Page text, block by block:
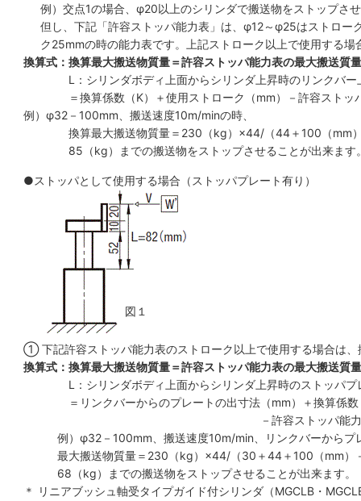
例）交点1の場合、φ20以上のシリンダで搬送物をストップさ
但し、下記「許容ストッパ能力表」は、φ12～φ25はストロ
ク25mmの時の能力表です。上記ストローク以上で使用する場
換算式：換算最大搬送物質量＝許容ストッパ能力表の最大搬送質
L：シリンダボディ上面からシリンダ上昇時のリンクバ
＝換算係数（K）＋使用ストローク（mm）－許容スト
例）φ32－100mm、搬送速度10m/minの時、
換算最大搬送物質量＝230（kg）×44/（44＋100（mm
85（kg）までの搬送物をストップさせることが出来ます
●ストッパとして使用する場合（ストッパプレート有り）
図１
① 下記許容ストッパ能力表のストローク以上で使用する場合は、
換算式：換算最大搬送物質量＝許容ストッパ能力表の最大搬送質
L：シリンダボディ上面からシリンダ上昇時のストッパ
＝リンクバーからのプレートの出寸法（mm）＋換算係
－許容ストッパ能
例）φ32－100mm、搬送速度10m/min、リンクバーからプ
最大搬送物質量＝230（kg）×44/（30＋44＋100（mm）
68（kg）までの搬送物をストップさせることが出来ます。
＊ リニアブッシュ軸受タイプガイド付シリンダ（MGCLB・